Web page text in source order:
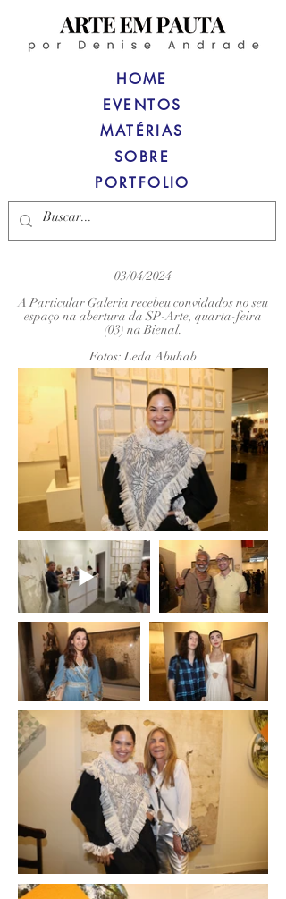
HOME
MATÉRIAS
SOBRE
PORTFOLIO
EVENTOS
03/04/2024
A Particular Galeria recebeu convidados no seu
espaço na abertura da SP-Arte, quarta-feira
(03) na Bienal.
Fotos: Leda Abuhab